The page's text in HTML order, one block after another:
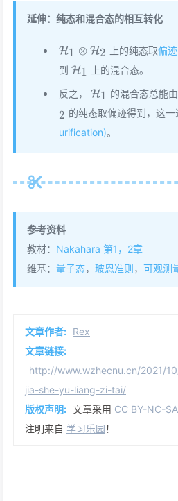
延伸：纯态和混合态的相互转化
H1 ⊗ H2 上的纯态取偏
到 \mathcal{H}_1
H1
上的混合态。
反之， \mathcal{H}_1
H1 的混合态总能
2 的纯态取偏迹得到，这
urification)。
参考资料
教材： Nakahara 第1，2章
维基： 量子态， 玻恩准则， 可观测
文章作者: Rex
文章链接:
http://www.wzhecnu.cn/2021/
jia-she-yu-liang-zi-tai/
版权声明: 文章采用 CC BY-NC-
注明来自 学习乐园！